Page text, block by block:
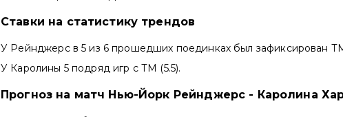
Ставки на статистику трендов
У Рейнджерс в 5 из 6 прошедших поединках был зафиксирован
У Каролины 5 подряд игр с ТМ (5.5).
Прогноз на матч Нью-Йорк Рейнджерс - Каролина